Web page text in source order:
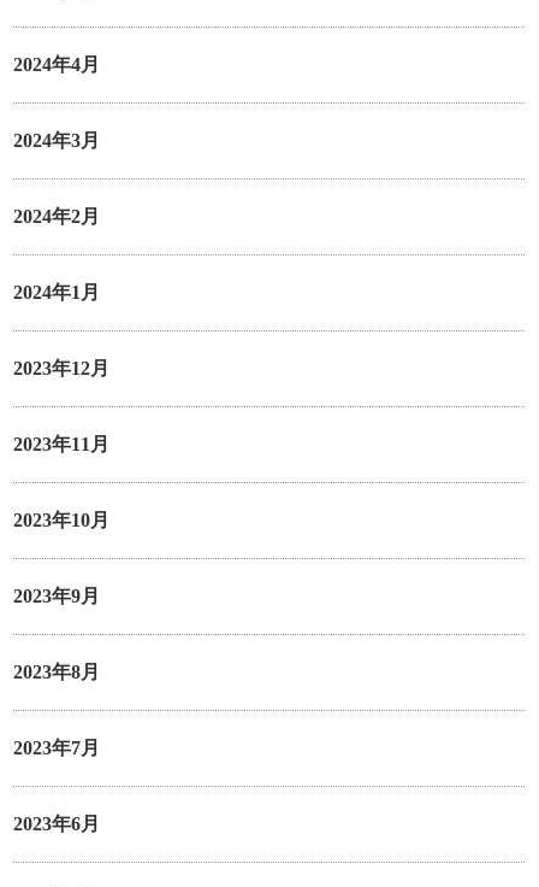
2024年4月
2024年3月
2024年2月
2024年1月
2023年12月
2023年11月
2023年10月
2023年9月
2023年8月
2023年7月
2023年6月